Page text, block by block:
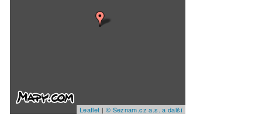
Leaflet | © Seznam.cz a.s. a další